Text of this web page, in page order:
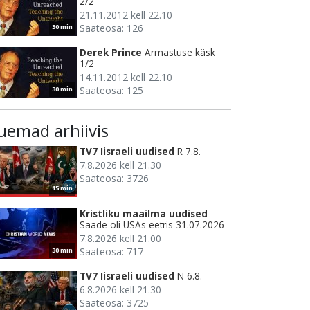
30 min
21.11.2012 kell 22.10
Saateosa: 126
30 min
Derek Prince Armastuse käsk
1/2
14.11.2012 kell 22.10
Saateosa: 125
arhiivis
15 min
TV7 Iisraeli uudised R 7.8.
7.8.2026 kell 21.30
Saateosa: 3726
30 min
Kristliku maailma uudised
Saade oli USAs eetris 31.07.2026
7.8.2026 kell 21.00
Saateosa: 717
TV7 Iisraeli uudised N 6.8.
6.8.2026 kell 21.30
Saateosa: 3725